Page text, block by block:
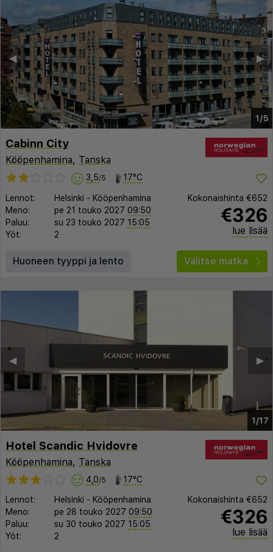
1/5
▶︎
◀︎
Cabinn City
Kööpenhamina, Tanska
3,5/5 17°C
Lennot: Helsinki - Kööpenhamina
Meno:
pe 21 touko 2027 09:50
Paluu:
su 23 touko 2027 15:05
Yöt:
2
Kokonaishinta €652
€326
lue lisää
Huoneen tyyppi ja lento Valitse matka
1/17
▶︎
◀︎
Hotel Scandic Hvidovre
Kööpenhamina, Tanska
4,0/5 17°C
Lennot: Helsinki - Kööpenhamina
Meno:
pe 28 touko 2027 09:50
Paluu:
su 30 touko 2027 15:05
Yöt:
2
Kokonaishinta €652
€326
lue lisää